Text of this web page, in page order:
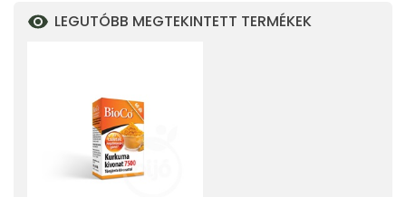
LEGUTÓBB MEGTEKINTETT TERMÉKEK